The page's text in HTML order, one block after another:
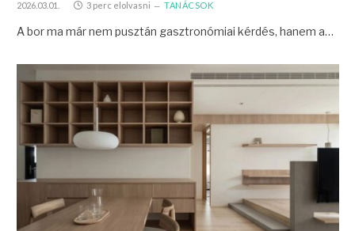
2026.03.01. 3 perc elolvasni TANÁCSOK
A bor ma már nem pusztán gasztronómiai kérdés, hanem a…